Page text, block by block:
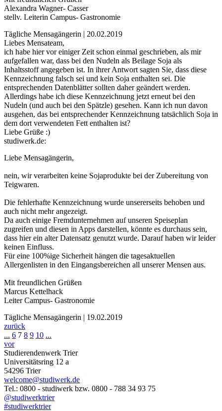
Alexandra Wagner- Casser
stellv. Leiterin Campus- Gastronomie
Tägliche Mensagängerin | 20.02.2019
Liebes Mensateam,
ich habe hier vor einiger Zeit schon einmal geschrieben, als mir
aufgefallen war, dass bei den Nudeln als Beilage Soja als
Inhaltsstoff angegeben ist. In ihrer Antwort sagten Sie, dass diese
Kennzeichnung falsch sei und kein Soja enthalten sei. Die
entsprechenden Datenblätter sollten daher geändert werden.
Allerdings habe ich diese Kennzeichnung jetzt erneut bei den
Nudeln (und auch bei den Spätzle) gesehen. Kann ich nun davon
ausgehen, das bei entsprechender Kennzeichnung tatsächlich Soja in
dem dort verwendeten Fett enthalten ist?
Liebe Grüße :)
studiwerk.de:
Liebe Mensagängerin,
nein, wir verarbeiten keine Sojaprodukte bei der Zubereitung von
Teigwaren.
Die fehlerhafte Kennzeichnung wurde unsererseits behoben und
auch nicht mehr angezeigt.
Da auch einige Fremdunternehmen auf unseren Speiseplan
zugreifen und diesen in Apps darstellen, könnte es durchaus sein,
dass hier ein alter Datensatz genutzt wurde. Darauf haben wir leider
keinen Einfluss.
Für eine 100%ige Sicherheit hängen die tagesaktuellen
Allergenlisten in den Eingangsbereichen all unserer Mensen aus.
Mit freundlichen Grüßen
Marcus Kettelhack
Leiter Campus- Gastronomie
Tägliche Mensagängerin | 19.02.2019
zurück
... 6 7 8 9 10 ...
vor
Studierendenwerk Trier
Universitätsring 12 a
54296 Trier
welcome@studiwerk.de
Tel.: 0800 - studiwerk bzw. 0800 - 788 34 93 75
@studiwerktrier
#studiwerktrier